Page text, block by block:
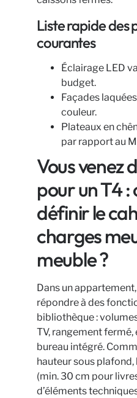
Liste rapide des
courantes
Éclairage LED
budget.
Façades
couleur.
Plateaux en
par rapport au
Vous venez
pour un T4
définir le
charges
meuble ?
Dans un
répondre à des
bibliothèque :
TV, rangement
bureau intégré.
hauteur sous
(min. 30 cm pour
d’éléments